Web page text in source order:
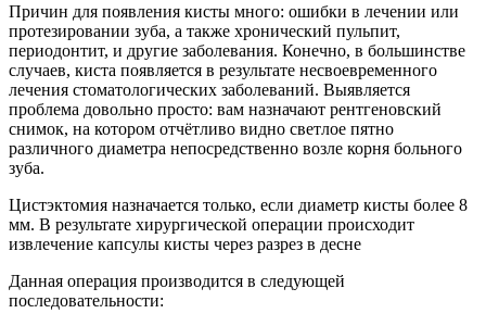
Причин для появления кисты много: ошибки в лечении или
протезировании зуба, а также хронический пульпит,
периодонтит, и другие заболевания. Конечно, в большинстве
случаев, киста появляется в результате несвоевременного
лечения стоматологических заболеваний. Выявляется
проблема довольно просто: вам назначают рентгеновский
снимок, на котором отчётливо видно светлое пятно
различного диаметра непосредственно возле корня больного
зуба.
Цистэктомия назначается только, если диаметр кисты более 8
мм. В результате хирургической операции происходит
извлечение капсулы кисты через разрез в десне
Данная операция производится в следующей
последовательности: